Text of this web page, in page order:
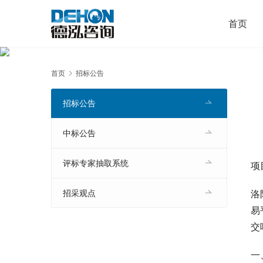
首页
首页 招标公告
项
洛
易
交
一
招标公告
中标公告
评标专家抽取系统
招采观点